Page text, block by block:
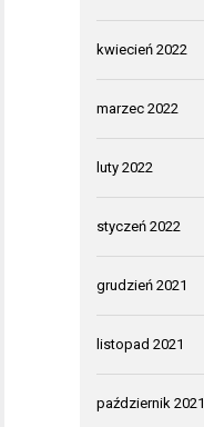
kwiecień 2022
marzec 2022
luty 2022
styczeń 2022
grudzień 2021
listopad 2021
październik 2021